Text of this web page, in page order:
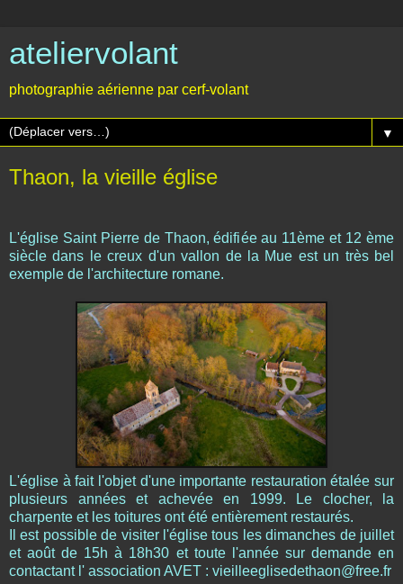
ateliervolant
photographie aérienne par cerf-volant
▼
Thaon, la vieille église
L'église Saint Pierre de Thaon, édifiée au 11ème et 12 ème
siècle dans le creux d'un vallon de la Mue est un très bel
exemple de l'architecture romane.
L'église à fait l'objet d'une importante restauration étalée sur
plusieurs années et achevée en 1999. Le clocher, la
charpente et les toitures ont été entièrement restaurés.
Il est possible de visiter l'église tous les dimanches de juillet
et août de 15h à 18h30 et toute l'année sur demande en
contactant l' association AVET : vieilleeglisedethaon@free.fr